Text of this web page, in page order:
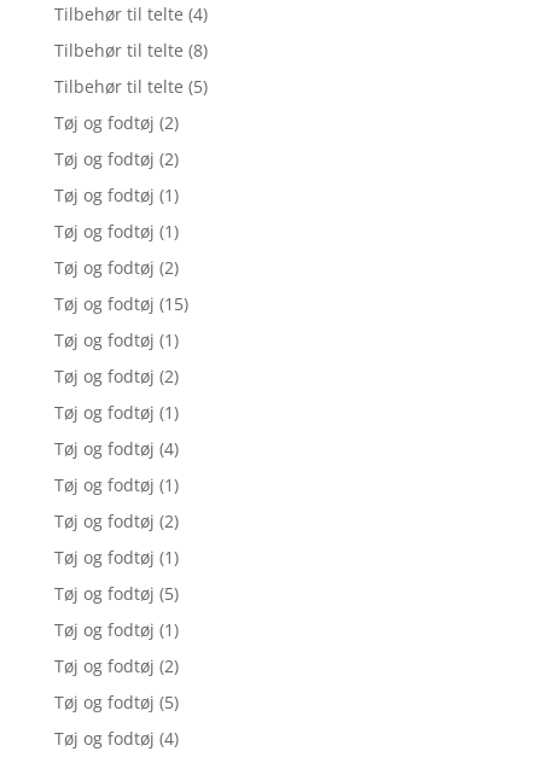
Tilbehør til telte (4)
Tilbehør til telte (8)
Tilbehør til telte (5)
Tøj og fodtøj (2)
Tøj og fodtøj (2)
Tøj og fodtøj (1)
Tøj og fodtøj (1)
Tøj og fodtøj (2)
Tøj og fodtøj (15)
Tøj og fodtøj (1)
Tøj og fodtøj (2)
Tøj og fodtøj (1)
Tøj og fodtøj (4)
Tøj og fodtøj (1)
Tøj og fodtøj (2)
Tøj og fodtøj (1)
Tøj og fodtøj (5)
Tøj og fodtøj (1)
Tøj og fodtøj (2)
Tøj og fodtøj (5)
Tøj og fodtøj (4)